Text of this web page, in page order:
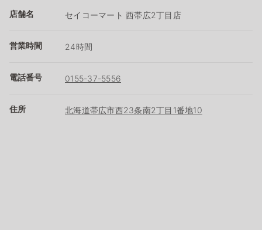
店舗名 セイコーマート 西帯広2丁目店
営業時間 24時間
電話番号 0155-37-5556
住所 北海道帯広市西23条南2丁目1番地10